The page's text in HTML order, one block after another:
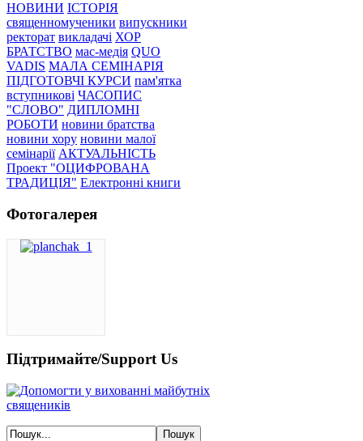
НОВИНИ ІСТОРІЯ
священномученики випускники
ректорат викладачі ХОР
БРАТСТВО мас-медія QUO
VADIS МАЛА СЕМІНАРІЯ
ПІДГОТОВЧІ КУРСИ пам'ятка
вступникові ЧАСОПИС
"СЛОВО" ДИПЛОМНІ
РОБОТИ новини братства
новини хору новини малої
семінарії АКТУАЛЬНІСТЬ
Проект "ОЦИФРОВАНА
ТРАДИЦІЯ" Електронні книги
Фотогалерея
Підтримайте/Support Us